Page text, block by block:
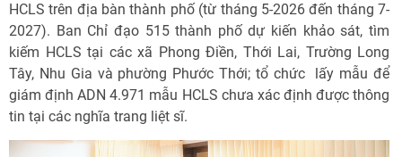
HCLS trên địa bàn thành phố (từ tháng 5-2026 đến tháng 7-
2027). Ban Chỉ đạo 515 thành phố dự kiến khảo sát, tìm
kiếm HCLS tại các xã Phong Điền, Thới Lai, Trường Long
Tây, Nhu Gia và phường Phước Thới; tổ chức lấy mẫu để
giám định ADN 4.971 mẫu HCLS chưa xác định được thông
tin tại các nghĩa trang liệt sĩ.